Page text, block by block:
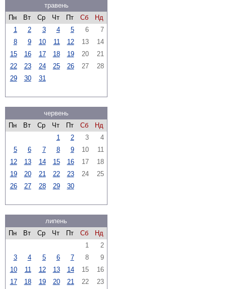
травень
Пн
Вт Ср Чт Пт Сб
Нд
1
2 3 4 5 6
7
8
9 10 11 12 13
14
15
16 17 18 19 20
21
22
23 24 25 26 27
28
29
30 31
червень
Пн
Вт Ср Чт Пт Сб
Нд
1
2 3
4
5
6 7 8 9 10
11
12
13 14 15 16 17
18
19
20 21 22 23 24
25
26
27 28 29 30
липень
Пн
Вт Ср Чт Пт Сб
Нд
1
2
3
4 5 6 7 8
9
10
11 12 13 14 15
16
17
18 19 20 21 22
23